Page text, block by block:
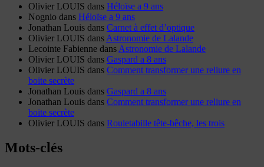
Olivier LOUIS dans Héloïse a 9 ans
Nognio dans Héloïse a 9 ans
Jonathan Louis dans Carnet à effet d’optique
Olivier LOUIS dans Astronomie de Lalande
Lecointe Fabienne dans Astronomie de Lalande
Olivier LOUIS dans Gaspard a 8 ans
Olivier LOUIS dans Comment transformer une reliure en
boite secrète
Jonathan Louis dans Gaspard a 8 ans
Jonathan Louis dans Comment transformer une reliure en
boite secrète
Olivier LOUIS dans Rouletabille tête-bêche, les trois
Mots-clés